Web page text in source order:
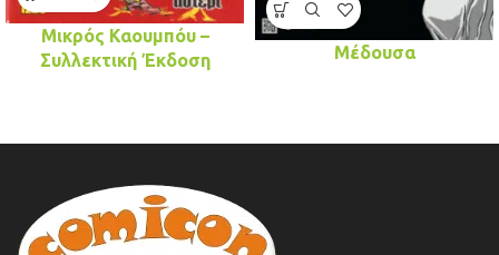
Μικρός Καουμπόυ –
Συλλεκτική Έκδοση
Μέδουσα